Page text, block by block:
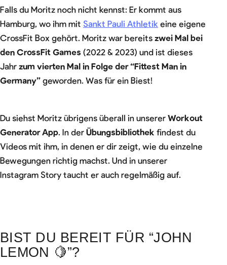
Falls du Moritz noch nicht kennst: Er kommt aus
Hamburg, wo ihm mit Sankt Pauli Athletik eine eigene
CrossFit Box gehört. Moritz war bereits zwei Mal bei
den CrossFit Games (2022 & 2023) und ist dieses
Jahr zum vierten Mal in Folge der “Fittest Man in
Germany” geworden. Was für ein Biest!
Du siehst Moritz übrigens überall in unserer Workout
Generator App. In der Übungsbibliothek findest du
Videos mit ihm, in denen er dir zeigt, wie du einzelne
Bewegungen richtig machst. Und in unserer
Instagram Story taucht er auch regelmäßig auf.
BIST DU BEREIT FÜR “JOHN
LEMON 🍋”?